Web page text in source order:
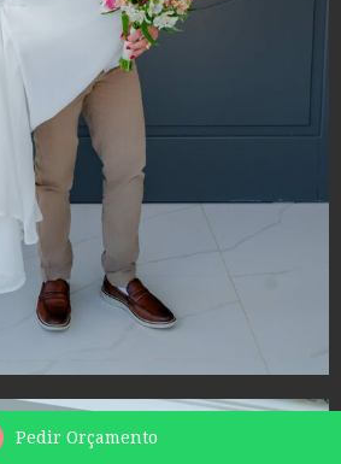
Pedir Orçamento